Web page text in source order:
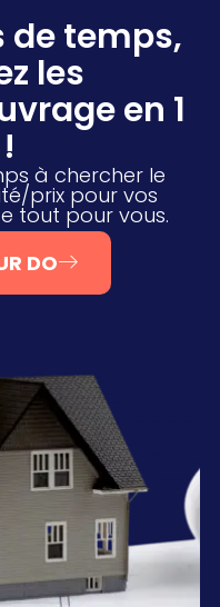
de temps,
les
en 1
à chercher le
prix pour vos
tout pour vous.
DO